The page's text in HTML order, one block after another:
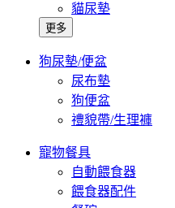
貓尿墊
更多
狗尿墊/便盆
尿布墊
狗便盆
禮貌帶/生理褲
寵物餐具
自動餵食器
餵食器配件